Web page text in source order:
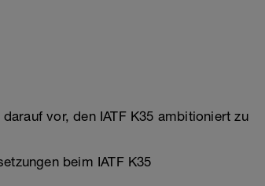
vor, den IATF K35 ambitioniert zu
beim IATF K35